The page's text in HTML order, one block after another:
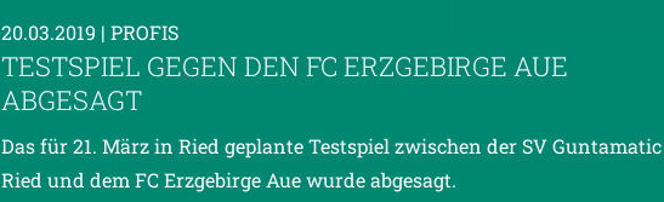
20.03.2019 | PROFIS
TESTSPIEL GEGEN DEN FC ERZGEBIRGE AUE
ABGESAGT
Das für 21. März in Ried geplante Testspiel zwischen der SV Guntamatic
Ried und dem FC Erzgebirge Aue wurde abgesagt.